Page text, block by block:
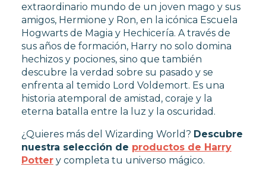
extraordinario mundo de un joven mago y sus
amigos, Hermione y Ron, en la icónica Escuela
Hogwarts de Magia y Hechicería. A través de
sus años de formación, Harry no solo domina
hechizos y pociones, sino que también
descubre la verdad sobre su pasado y se
enfrenta al temido Lord Voldemort. Es una
historia atemporal de amistad, coraje y la
eterna batalla entre la luz y la oscuridad.
¿Quieres más del Wizarding World? Descubre
nuestra selección de productos de Harry
Pottery completa tu universo mágico.